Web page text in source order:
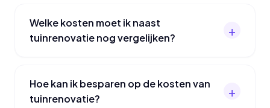
Welke kosten moet ik naast
tuinrenovatie nog vergelijken?
Hoe kan ik besparen op de kosten van
tuinrenovatie?